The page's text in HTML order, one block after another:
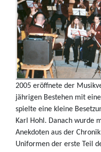
2005 eröffnete der
jährigen Bestehen mit
spielte eine kleine
Karl Hohl. Danach wurde
Anekdoten aus der
Uniformen der erste Teil